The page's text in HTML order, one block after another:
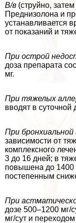
В/в (струйно,
Преднизолона и
устанавливается
от показаний и
При острой
доза препарата
мг.
При тяжелых
вводят в суточной
При
зависимости от
комплексного
3 до 16 дней; в
повышена до 1400
постепенным
При
дозе 500–1200
мг/сут и